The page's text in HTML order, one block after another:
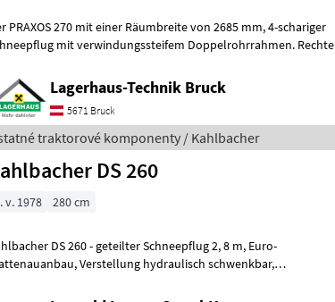
270 mit einer Räumbreite von 2685 mm, 4-schariger
mit verwindungssteifem Doppelrohrrahmen. Rechte
Lagerhaus-Technik Bruck
5671 Bruck
traktorové komponenty / Kahlbacher
DS 260
v. 1978 280 cm
DS 260 - geteilter Schneepflug 2, 8 m, Euro-
Verstellung hydraulisch schwenkbar,